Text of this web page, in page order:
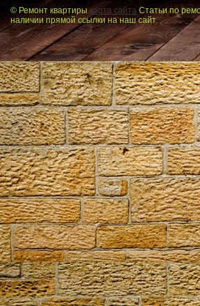
© Ремонт квартирыкарта сайта Статьи по
наличии прямой ссылки на наш сайт.